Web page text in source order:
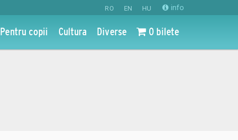
RO EN HU info
Pentru copii Cultura Diverse 0 bilete